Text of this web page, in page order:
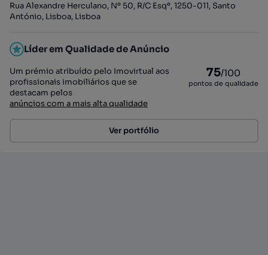
Rua Alexandre Herculano, Nº 50, R/C Esqº, 1250-011, Santo
António, Lisboa, Lisboa
Líder em Qualidade de Anúncio
Um prémio atribuído pelo Imovirtual aos
profissionais imobiliários que se
destacam pelos
anúncios com a mais alta qualidade
75/100
pontos de qualidade
Ver portfólio